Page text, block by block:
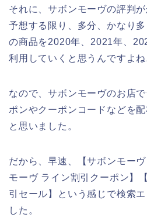
それに、サボンモーヴの評判
予想する限り、多分、かなり
の商品を2020年、2021年、
利用していくと思うんですよね
なので、サボンモーヴのお店
ポンやクーポンコードなどを
と思いました。
だから、早速、【サボンモー
モーヴ ライン割引クーポン】
引セール】という感じで検索
した。